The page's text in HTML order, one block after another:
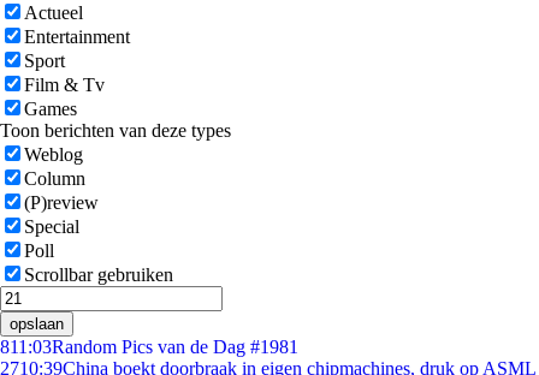
Actueel
Entertainment
Sport
Film & Tv
Games
Toon berichten van deze types
Weblog
Column
(P)review
Special
Poll
Scrollbar gebruiken
opslaan
811:03Random Pics van de Dag #1981
2710:39China boekt doorbraak in eigen chipmachines, druk op ASML